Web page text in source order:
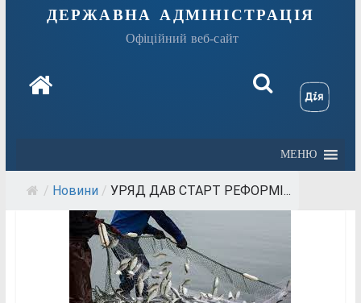
державна адміністрація
Офіційний веб-сайт
МЕНЮ
/ Новини / УРЯД ДАВ СТАРТ РЕФОРМІ...